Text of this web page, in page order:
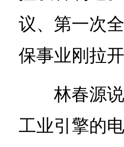
议、第一次
保事业刚拉开
林春源
工业引擎的